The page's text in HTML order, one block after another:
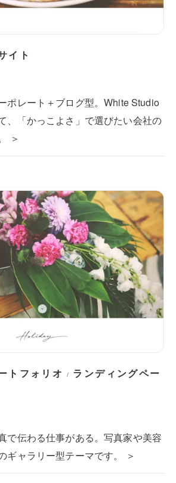
イト
ポレート＋ブログ型。White Studio
、「かっこよさ」で選びたい会社の
＞
トフォリオ / ランディングペー
で伝わる仕事がある。写真家や美容
ギャラリー型テーマです。 ＞